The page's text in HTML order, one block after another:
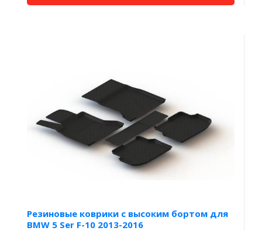
Резиновые коврики с высоким бортом для
BMW 5 Ser F-10 2013-2016